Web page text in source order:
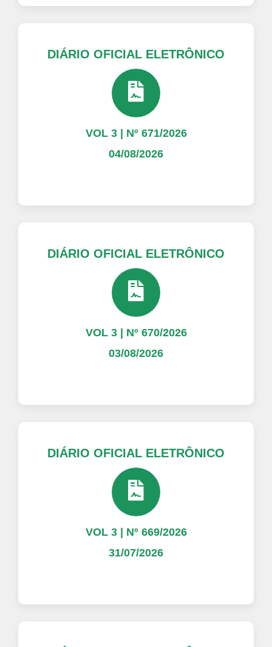
DIÁRIO OFICIAL ELETRÔNICO
VOL 3 | Nº 671/2026
04/08/2026
DIÁRIO OFICIAL ELETRÔNICO
VOL 3 | Nº 670/2026
03/08/2026
DIÁRIO OFICIAL ELETRÔNICO
VOL 3 | Nº 669/2026
31/07/2026